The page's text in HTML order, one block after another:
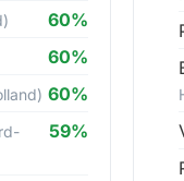
60%
60%
60%
59%